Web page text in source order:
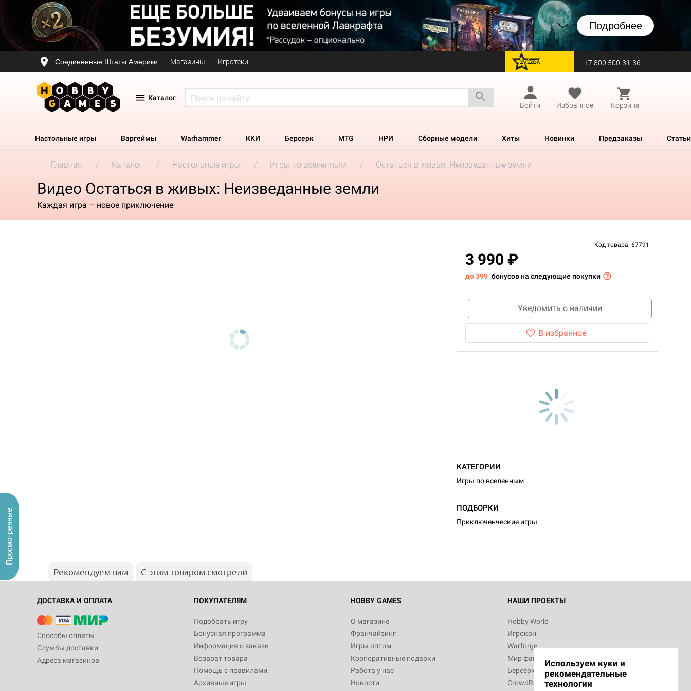
Подробнее
Соединённые Штаты Америки Магазины Игротеки перейти на Zvezda +7 800 500-31-36
Каталог
Войти
Избранное Корзина
Настольные игры Варгеймы Warhammer ККИ Берсерк MTG НРИ Сборные модели Хиты Новинки Предзаказы Статьи
Главная Каталог Настольные игры Игры по вселенным Остаться в живых: Неизведанные земли
Видео Остаться в живых: Неизведанные земли
Каждая игра – новое приключение
Код товара: 67791
3 990 ₽
до 399 бонусов на следующие покупки
Уведомить о наличии
В избранное
КАТЕГОРИИ
Игры по вселенным
ПОДБОРКИ
Приключенческие игры
Рекомендуем вам С этим товаром смотрели
ДОСТАВКА И ОПЛАТА
Способы оплаты
Службы доставки
Адреса магазинов
ПОКУПАТЕЛЯМ
Подобрать игру
Бонусная программа
Информация о заказе
Возврат товара
Помощь с правилами
Архивные игры
HOBBY GAMES
О магазине
Франчайзинг
Игры оптом
Корпоративные подарки
Работа у нас
Новости
НАШИ ПРОЕКТЫ
Hobby World
Игрокон
Warforge
Мир фантастики
Берсерк
CrowdRepublic
Используем куки и
рекомендательные
технологии
Просмотренные
Настольная игра Hobby World Монстры
Белая смерть
12 990
Настольная игра Hobby World Берсерк.
3 490